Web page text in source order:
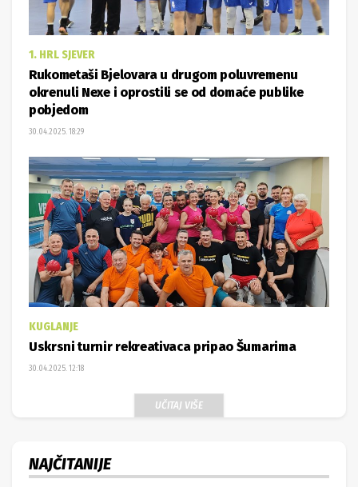
1. HRL SJEVER
Rukometaši Bjelovara u drugom poluvremenu
okrenuli Nexe i oprostili se od domaće publike
pobjedom
30.04.2025. 18:29
KUGLANJE
Uskrsni turnir rekreativaca pripao Šumarima
30.04.2025. 12:18
UČITAJ VIŠE
NAJČITANIJE